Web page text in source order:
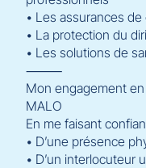
• Les assurances de
• La protection du
• Les solutions de
⸻
Mon engagement
MALO
En me faisant
• D’une présence
• D’un interlocuteur